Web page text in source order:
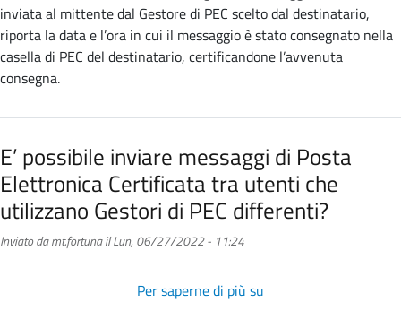
messaggio
di
Posta
può
di
averlo
ricevuto?
inviata al mittente dal Gestore di PEC scelto dal destinatario,
riporta la data e l’ora in cui il messaggio è stato consegnato nella
casella di PEC del destinatario, certificandone l’avvenuta
consegna.
E’ possibile inviare messaggi di Posta
Elettronica Certificata tra utenti che
utilizzano Gestori di PEC differenti?
Inviato damt.fortunailLun, 06/27/2022 - 11:24
Per saperne di più su